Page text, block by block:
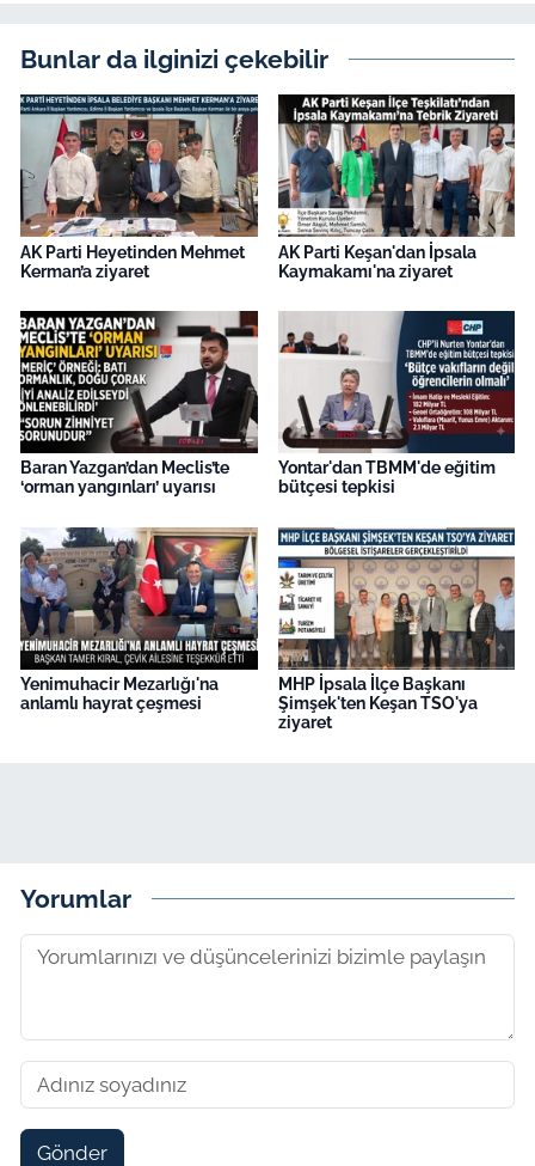
Bunlar da ilginizi çekebilir
AK Parti Heyetinden Mehmet
Kerman’a ziyaret
AK Parti Keşan'dan İpsala
Kaymakamı'na ziyaret
Baran Yazgan’dan Meclis’te
‘orman yangınları’ uyarısı
Yontar'dan TBMM'de eğitim
bütçesi tepkisi
Yenimuhacir Mezarlığı'na
anlamlı hayrat çeşmesi
MHP İpsala İlçe Başkanı
Şimşek'ten Keşan TSO'ya
ziyaret
Yorumlar
Gönder